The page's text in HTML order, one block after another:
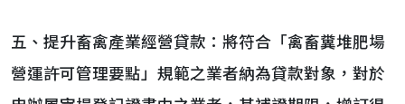
五、提升畜禽產業經營貸款：將符合「禽畜糞堆肥場
營運許可管理要點」規範之業者納為貸款對象，對於